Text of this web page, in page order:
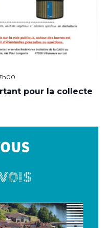
pour la collecte